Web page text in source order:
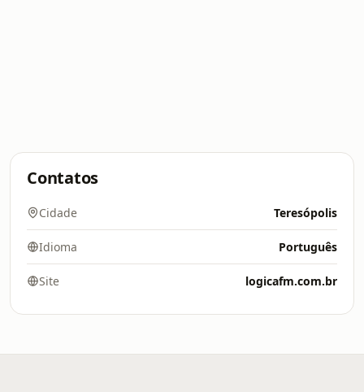
Contatos
Cidade Teresópolis
Idioma Português
Site logicafm.com.br